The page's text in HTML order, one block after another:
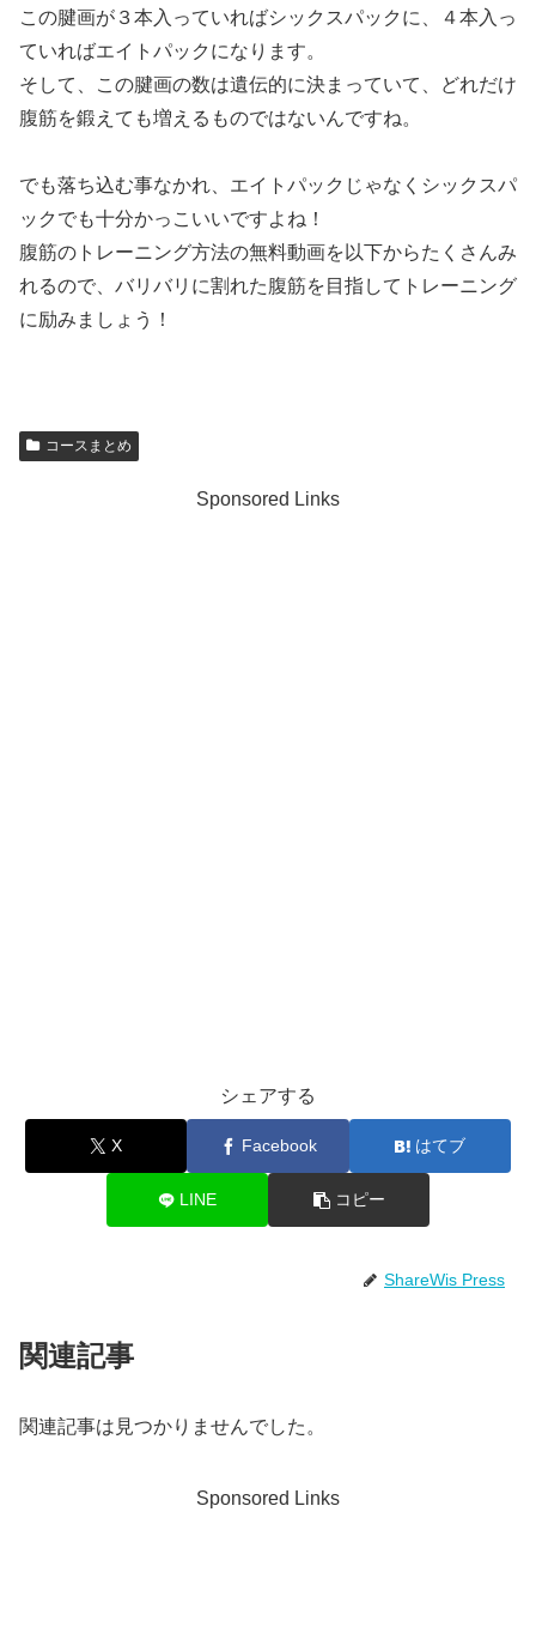
この腱画が３本入っていればシックスパックに、４本入っ
ていればエイトパックになります。
そして、この腱画の数は遺伝的に決まっていて、どれだけ
腹筋を鍛えても増えるものではないんですね。
でも落ち込む事なかれ、エイトパックじゃなくシックスパ
ックでも十分かっこいいですよね！
腹筋のトレーニング方法の無料動画を以下からたくさんみ
れるので、バリバリに割れた腹筋を目指してトレーニング
に励みましょう！
コースまとめ
Sponsored Links
シェアする
X Facebook はてブ
LINE コピー
ShareWis Press
関連記事
関連記事は見つかりませんでした。
Sponsored Links